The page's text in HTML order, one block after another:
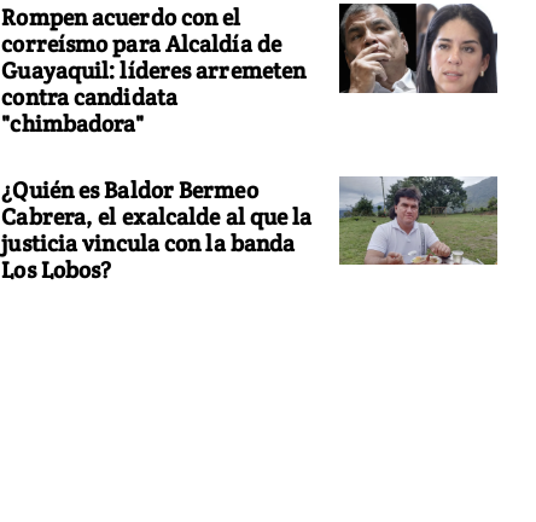
Rompen acuerdo con el
correísmo para Alcaldía de
Guayaquil: líderes arremeten
contra candidata
"chimbadora"
¿Quién es Baldor Bermeo
Cabrera, el exalcalde al que la
justicia vincula con la banda
Los Lobos?